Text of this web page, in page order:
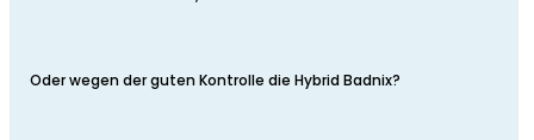
Oder wegen der guten Kontrolle die Hybrid Badnix?